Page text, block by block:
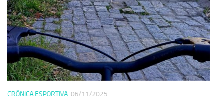
CRÔNICA ESPORTIVA 06/11/2025